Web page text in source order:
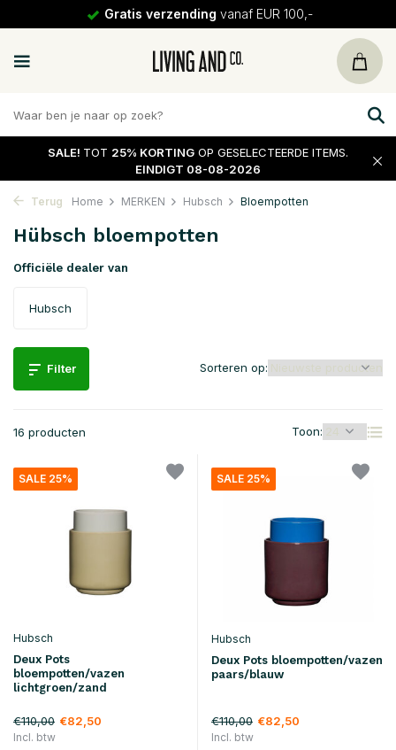
EUR 100,-
SALE! TOT 25% KORTING OP GESELECTEERDE ITEMS.
EINDIGT 08-08-2026
Terug Home MERKEN Hubsch Bloempotten
Hübsch bloempotten
Officiële dealer van
Hubsch
Filter
16 producten Toon:
Sorteren op:
SALE 25%
Hubsch
Deux Pots
bloempotten/vazen
lichtgroen/zand
€110,00 €82,50
Incl. btw
SALE 25%
Hubsch
Deux Pots bloempotten/vazen
paars/blauw
€110,00 €82,50
Incl. btw